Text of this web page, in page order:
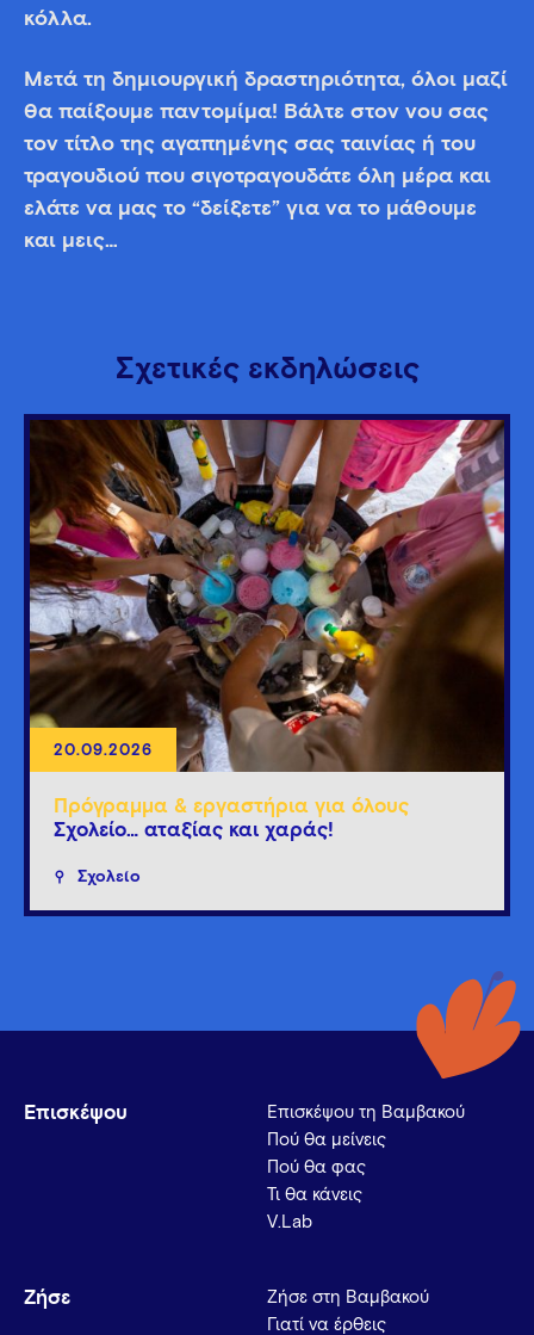
κόλλα.
Μετά τη δημιουργική δραστηριότητα, όλοι μαζί
θα παίξουμε παντομίμα! Βάλτε στον νου σας
τον τίτλο της αγαπημένης σας ταινίας ή του
τραγουδιού που σιγοτραγουδάτε όλη μέρα και
ελάτε να μας το “δείξετε” για να το μάθουμε
και μεις…
Σχετικές εκδηλώσεις
20.09.2026
Πρόγραμμα & εργαστήρια για όλους
Σχολείο… αταξίας και χαράς!
Σχολείο
Επισκέψου
Επισκέψου τη Βαμβακού
Πού θα μείνεις
Πού θα φας
Τι θα κάνεις
V.Lab
Ζήσε
Ζήσε στη Βαμβακού
Γιατί να έρθεις